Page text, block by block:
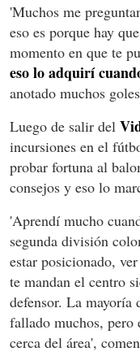
'Muchos me
eso es porque hay
momento en que te
eso lo adquirí
anotado muchos
Luego de salir del
incursiones en el
probar fortuna al
consejos y eso lo
'Aprendí mucho
segunda división
estar posicionado,
te mandan el centro
defensor. La mayoría
fallado muchos, pero
cerca del área',